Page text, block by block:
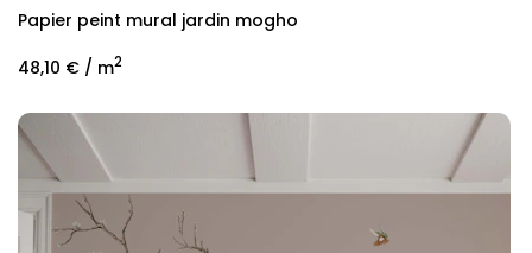
Papier peint mural jardin mogho
48,10 € / m2